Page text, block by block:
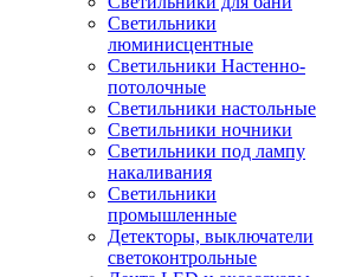
Светильники
люминисцентные
Светильники Настенно-
потолочные
Светильники настольные
Светильники ночники
Светильники под лампу
накаливания
Светильники
промышленные
Детекторы, выключатели
светоконтрольные